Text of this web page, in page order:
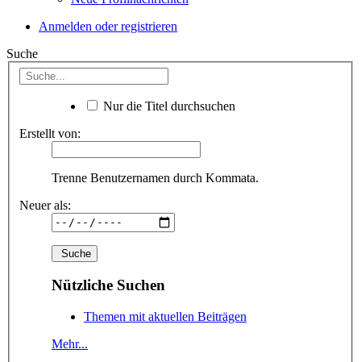
Anmelden oder registrieren
Suche
Nur die Titel durchsuchen
Erstellt von:
Trenne Benutzernamen durch Kommata.
Neuer als:
Nützliche Suchen
Themen mit aktuellen Beiträgen
Mehr...